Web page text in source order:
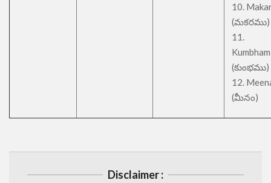
10.
(మకరము)
11.
Kumbham
(కుంభము)
12.
(మీనం)
Disclaimer :